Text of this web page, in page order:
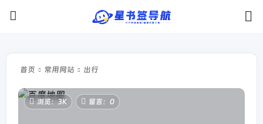
首页 常用网站 出行
浏览：3K 留言：0